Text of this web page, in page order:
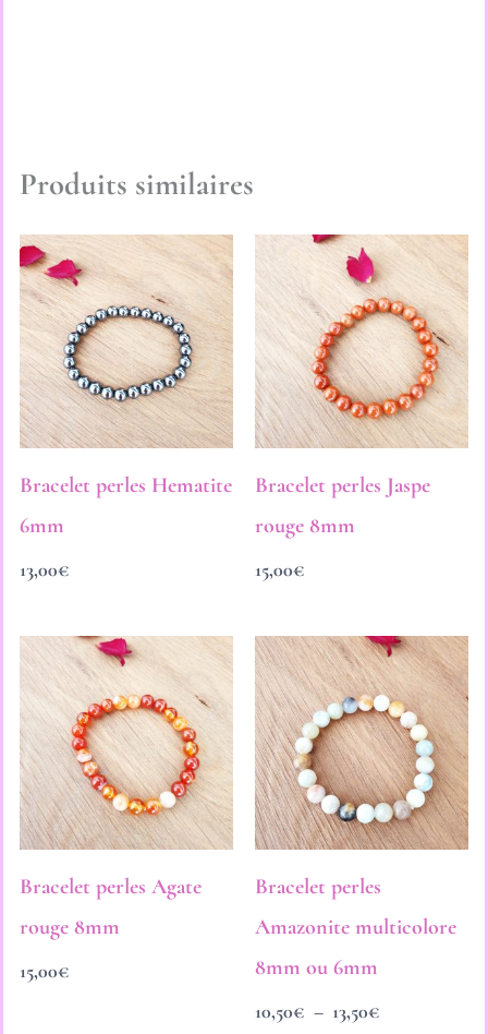
Produits similaires
Bracelet perles Hematite
6mm
13,00€
Bracelet perles Jaspe
rouge 8mm
15,00€
Bracelet perles Agate
rouge 8mm
15,00€
Bracelet perles
Amazonite multicolore
8mm ou 6mm
10,50€ – 13,50€
Plage
de
prix :
10,50€
à
13,50€